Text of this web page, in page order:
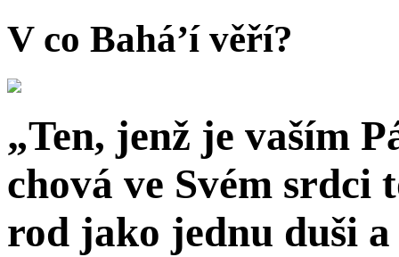
V co Bahá’í věří?
„Ten, jenž je vaším
chová ve Svém srdci
rod jako jednu duši